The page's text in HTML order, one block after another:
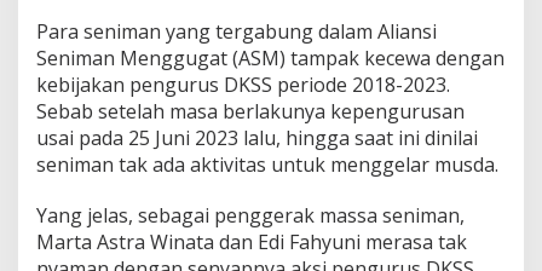
S
e
i
m
a
n
g
a
Para seniman yang tergabung dalam Aliansi
Seniman Menggugat (ASM) tampak kecewa dengan
kebijakan pengurus DKSS periode 2018-2023.
Sebab setelah masa berlakunya kepengurusan
usai pada 25 Juni 2023 lalu, hingga saat ini dinilai
seniman tak ada aktivitas untuk menggelar musda.
Yang jelas, sebagai penggerak massa seniman,
Marta Astra Winata dan Edi Fahyuni merasa tak